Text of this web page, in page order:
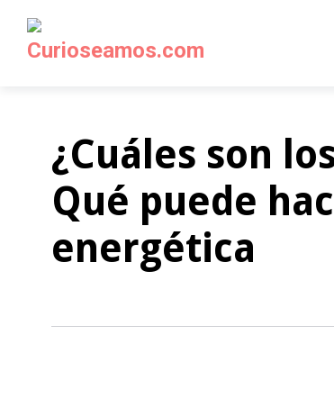
¿Cuáles son
Qué puede
energética